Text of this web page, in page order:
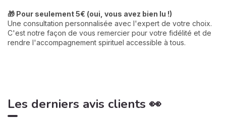
🎁 Pour seulement 5€ (oui, vous avez bien lu !)
Une consultation personnalisée avec l'expert de votre choix.
C'est notre façon de vous remercier pour votre fidélité et de
rendre l'accompagnement spirituel accessible à tous.
Les derniers avis clients 👀